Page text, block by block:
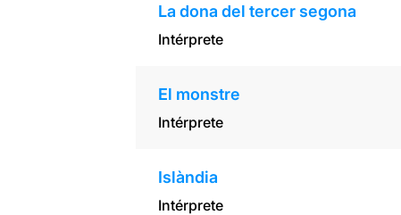
La dona del tercer segona
Intérprete
El monstre
Intérprete
Islàndia
Intérprete